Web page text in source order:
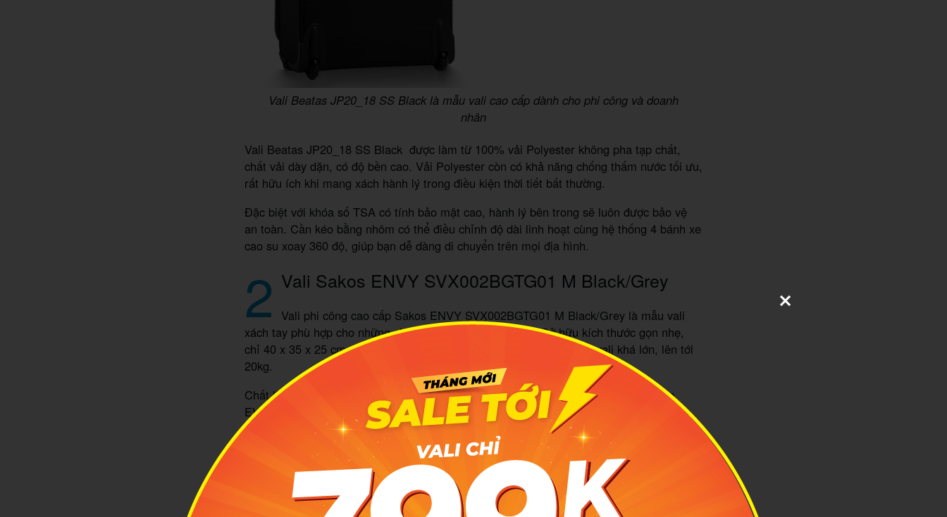
Vali Beatas JP20_18 SS Black là mẫu vali cao cấp dành cho phi công và doanh
nhân
Vali Beatas JP20_18 SS Black được làm từ 100% vải Polyester không pha tạp chất,
chất vải dày dặn, có độ bền cao. Vải Polyester còn có khả năng chống thấm nước tối ưu,
rất hữu ích khi mang xách hành lý trong điều kiện thời tiết bất thường.
Đặc biệt với khóa số TSA có tính bảo mật cao, hành lý bên trong sẽ luôn được bảo vệ
an toàn. Cần kéo bằng nhôm có thể điều chỉnh độ dài linh hoạt cùng hệ thống 4 bánh xe
cao su xoay 360 độ, giúp bạn dễ dàng di chuyển trên mọi địa hình.
2 Vali Sakos ENVY SVX002BGTG01 M Black/Grey
Vali phi công cao cấp Sakos ENVY SVX002BGTG01 M Black/Grey là mẫu vali
xách tay phù hợp cho những chuyến công tác ngắn ngày. Sở hữu kích thước gọn nhẹ,
chỉ 40 x 35 x 25 cm, trọng lượng khoảng 3.4 kg nhưng trọng tải của vali khá lớn, lên tới
20kg.
Chất liệu tạo nên vali Sakos ENVY SVX002BGTG01 là Polyester, vải Nylon và đệm
EVA. Trong đó, Polyester có khả năng kháng nước cao, hạn chế thấm nước, ẩm mốc.
Thiết kế vali có nhiều ngăn tiện lợi, gồm 1 ngăn chính, 1 ngăn đựng laptop, 2 ngăn phụ.
Bên trong ngăn chính tích hợp dây đai song song giúp cố định đồ đạc và khóa số TSA
bên ngoài, đảm bảo hành lý không bị moi móc, đánh cắp. Ở mặt trước vali là 2 ngăn phụ
với nhiều ngăn nhỏ bên trong. Nhờ vậy, bạn có thể thoải mái sắp xếp các phụ kiện, đồ
dùng cá nhân sao cho thuận tiện nhất khi sử dụng.